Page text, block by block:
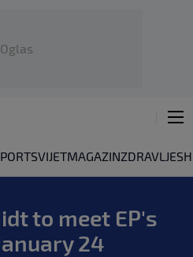
Oglas
SVIJETMAGAZINZDRAVLJE
to meet EP's
24